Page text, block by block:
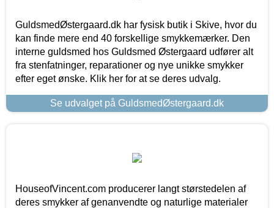
GuldsmedØstergaard.dk har fysisk butik i Skive, hvor du
kan finde mere end 40 forskellige smykkemærker. Den
interne guldsmed hos Guldsmed Østergaard udfører alt
fra stenfatninger, reparationer og nye unikke smykker
efter eget ønske. Klik her for at se deres udvalg.
Se udvalget på GuldsmedØstergaard.dk
HouseofVincent.com producerer langt størstedelen af
deres smykker af genanvendte og naturlige materialer